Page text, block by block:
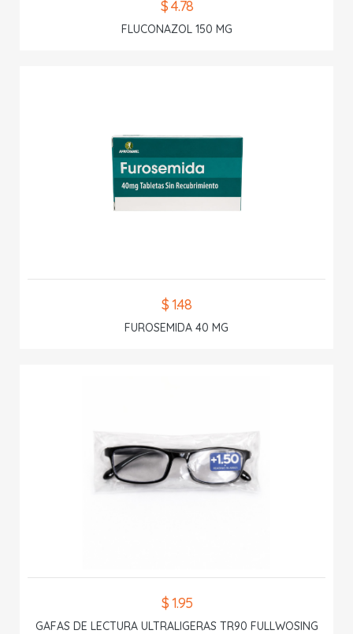
$ 4.78
FLUCONAZOL 150 MG
$ 1.48
FUROSEMIDA 40 MG
$ 1.95
GAFAS DE LECTURA ULTRALIGERAS TR90 FULLWOSING